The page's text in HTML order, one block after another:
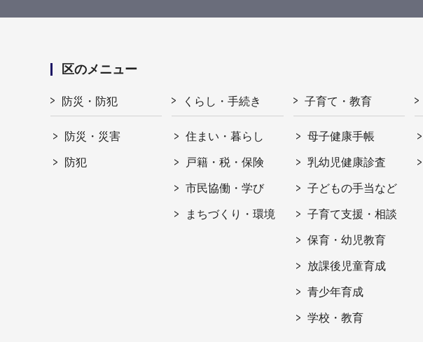
区のメニュー
防災・防犯
防災・災害
防犯
くらし・手続き
住まい・暮らし
戸籍・税・保険
市民協働・学び
まちづくり・環境
子育て・教育
母子健康手帳
乳幼児健康診査
子どもの手当など
子育て支援・相談
保育・幼児教育
放課後児童育成
青少年育成
学校・教育